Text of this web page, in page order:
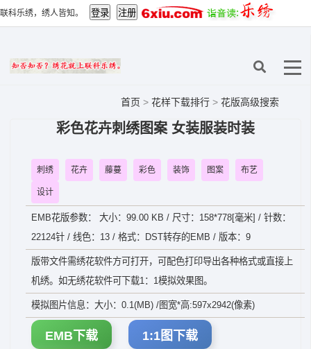
联科乐绣，绣人皆知。
首页 > 花样下载排行 > 花版高级搜索
彩色花卉刺绣图案 女装服装时装
刺绣 花卉 藤蔓 彩色 装饰 图案 布艺
设计
EMB花版参数： 大小：99.00 KB / 尺寸：158*778[毫米] / 针数：
22124针 / 线色：13 / 格式：DST转存的EMB / 版本：9
版带文件需绣花软件方可打开，可配色打印导出各种格式或直接上
机绣。如无绣花软件可下载1：1模拟效果图。
模拟图片信息：大小：0.1(MB) /图宽*高:597x2942(像素)
EMB下载 1:1图下载